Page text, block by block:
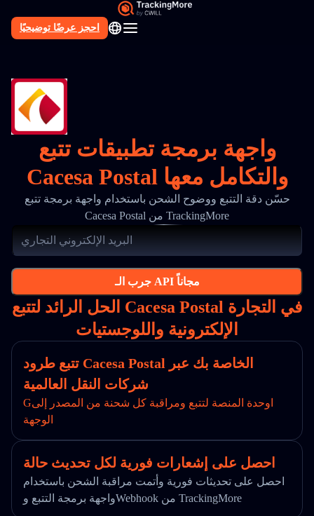
احجز عرضًا توضيحيًا
AR
واجهة برمجة تطبيقات تتبع
Cacesa Postal والتكامل معها
حسّن دقة التتبع ووضوح الشحن باستخدام واجهة برمجة تتبع
Cacesa Postal من TrackingMore
جرب الـ API مجاناً
الحل الرائد لتتبع Cacesa Postal في التجارة
الإلكترونية واللوجستيات
تتبع طرود Cacesa Postal الخاصة بك عبر
شركات النقل العالمية
Gاوحدة المنصة لتتبع ومراقبة كل شحنة من المصدر إلى
الوجهة
احصل على إشعارات فورية لكل تحديث حالة
احصل على تحديثات فورية وأتمت مراقبة الشحن باستخدام
واجهة برمجة التتبع وWebhook من TrackingMore